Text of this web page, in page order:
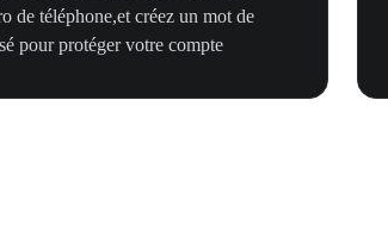
de téléphone,et créez un mot de
pour protéger votre compte